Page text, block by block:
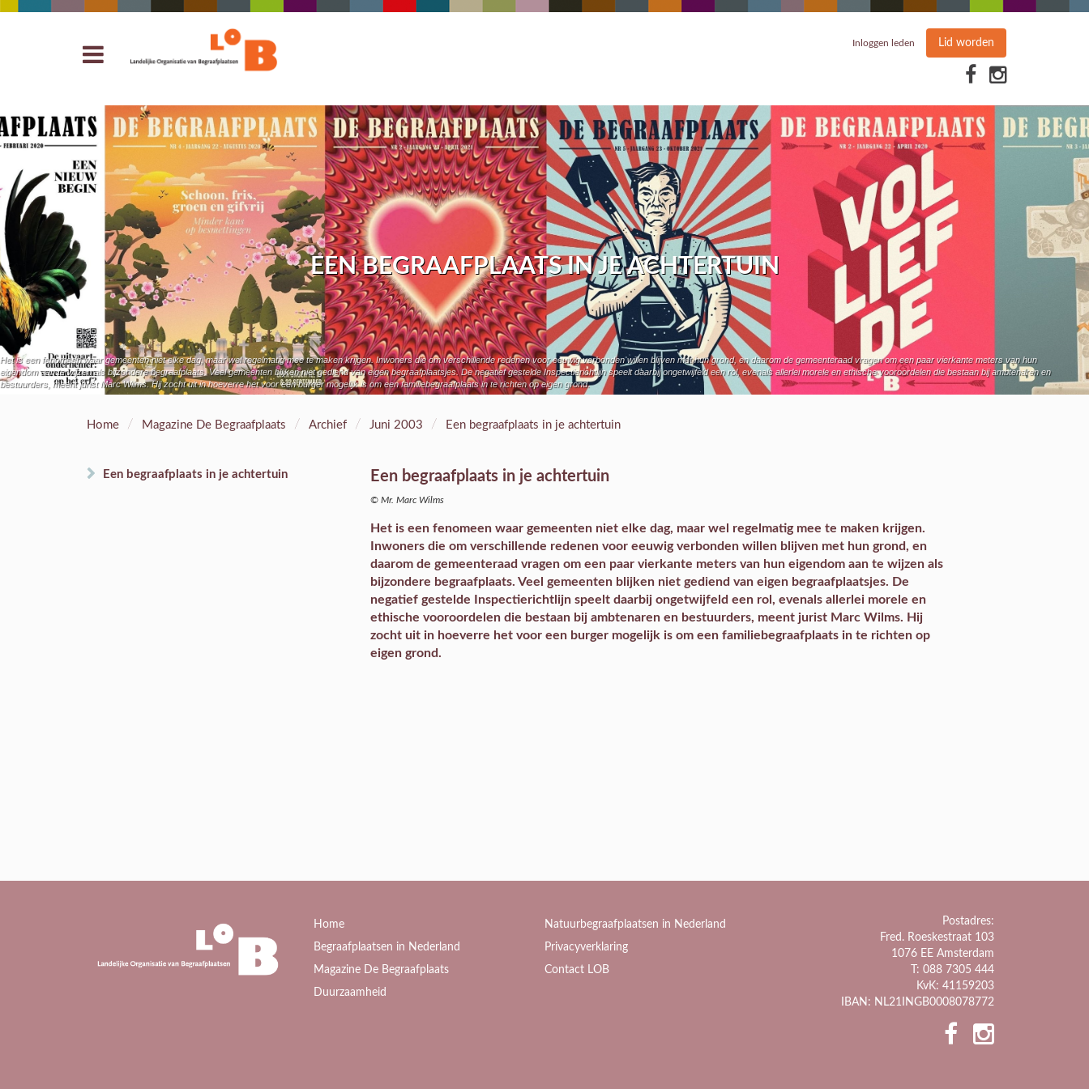
Inloggen leden Lid worden
EEN BEGRAAFPLAATS IN JE ACHTERTUIN
Het is een fenomeen waar gemeenten niet elke dag, maar wel regelmatig mee te maken krijgen. Inwoners die om verschillende redenen voor eeuwig verbonden willen blijven met hun grond, en daarom de gemeenteraad vragen om een paar vierkante meters van hun
eigendom aan te wijzen als bijzondere begraafplaats. Veel gemeenten blijken niet gediend van eigen begraafplaatsjes. De negatief gestelde Inspectierichtlijn speelt daarbij ongetwijfeld een rol, evenals allerlei morele en ethische vooroordelen die bestaan bij ambtenaren en
bestuurders, meent jurist Marc Wilms. Hij zocht uit in hoeverre het voor een burger mogelijk is om een familiebegraafplaats in te richten op eigen grond.
Home / Magazine De Begraafplaats / Archief / Juni 2003 / Een begraafplaats in je achtertuin
Een begraafplaats in je achtertuin Een begraafplaats in je achtertuin
© Mr. Marc Wilms
Het is een fenomeen waar gemeenten niet elke dag, maar wel regelmatig mee te maken krijgen.
Inwoners die om verschillende redenen voor eeuwig verbonden willen blijven met hun grond, en
daarom de gemeenteraad vragen om een paar vierkante meters van hun eigendom aan te wijzen als
bijzondere begraafplaats. Veel gemeenten blijken niet gediend van eigen begraafplaatsjes. De
negatief gestelde Inspectierichtlijn speelt daarbij ongetwijfeld een rol, evenals allerlei morele en
ethische vooroordelen die bestaan bij ambtenaren en bestuurders, meent jurist Marc Wilms. Hij
zocht uit in hoeverre het voor een burger mogelijk is om een familiebegraafplaats in te richten op
eigen grond.
Home
Begraafplaatsen in Nederland
Magazine De Begraafplaats
Duurzaamheid
Natuurbegraafplaatsen in Nederland
Privacyverklaring
Contact LOB
Postadres:
Fred. Roeskestraat 103
1076 EE Amsterdam
T: 088 7305 444
KvK: 41159203
IBAN: NL21INGB0008078772